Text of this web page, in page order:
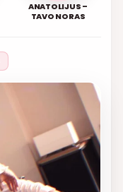
ANATOLIJUS –
TAVO NORAS